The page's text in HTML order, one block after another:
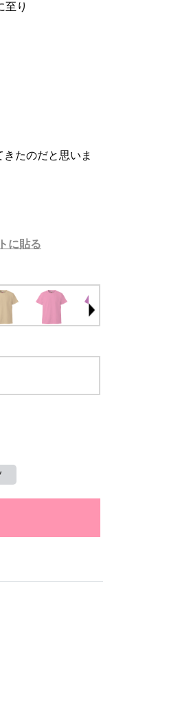
り
たのだと思いま
に貼る